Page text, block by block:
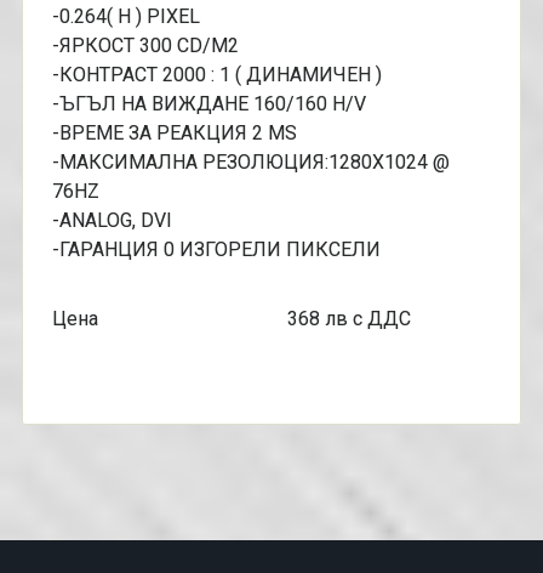
-0.264( H ) PIXEL
-ЯРКОСТ 300 CD/M2
-КОНТРАСТ 2000 : 1 ( ДИНАМИЧЕН )
-ЪГЪЛ НА ВИЖДАНЕ 160/160 H/V
-ВРЕМЕ ЗА РЕАКЦИЯ 2 MS
-МАКСИМАЛНА РЕЗОЛЮЦИЯ:1280Х1024 @
76HZ
-ANALOG, DVI
-ГАРАНЦИЯ 0 ИЗГОРЕЛИ ПИКСЕЛИ
Цена 368 лв с ДДС